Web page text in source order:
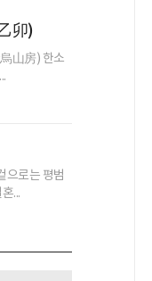
卯)
山房) 한소
으로는 평범
...